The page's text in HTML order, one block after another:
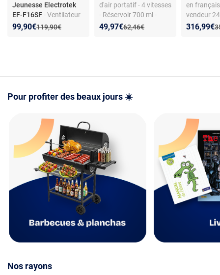
Jeunesse Electrotek
EF-F16SF- Ventilateur
sur pied - Blanc/Bleu -
Ancien prix :
119,90€
Nouveau prix :
99,90€
Réduction de :
d'air portatif - 4 vitesses
- Réservoir 700 ml -
Blanc
Ancien prix :
62,46€
Nouveau prix :
49,97€
Réduction de :
en
vendeur
Version
Nouveau
316,99€
Pour profiter des beaux jours ☀️
Nos rayons